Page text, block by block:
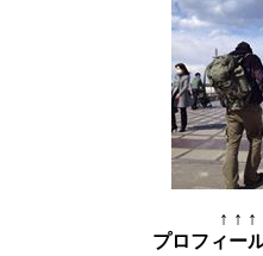
↑ ↑ ↑
プロフィー